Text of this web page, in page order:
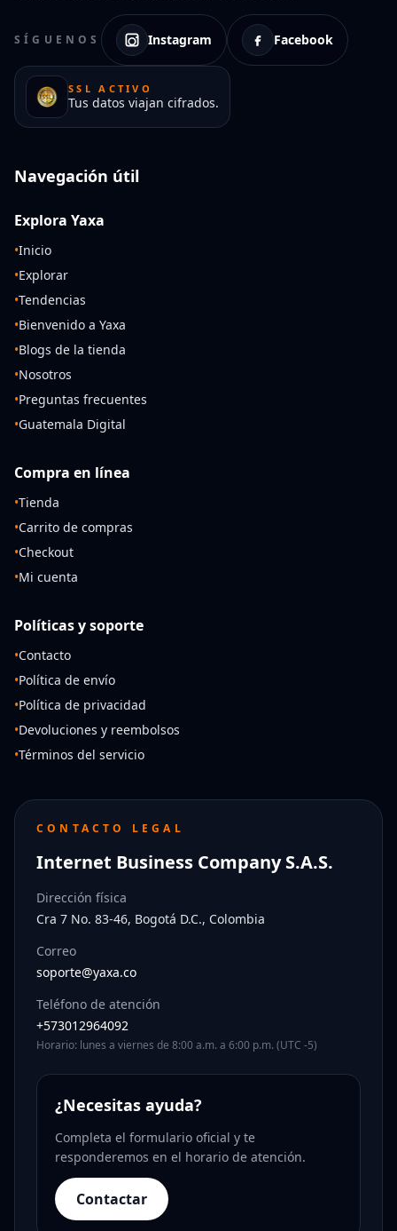
SÍGUENOS Instagram Facebook
SSL ACTIVO
Tus datos viajan cifrados.
Navegación útil
Explora Yaxa
•Inicio
•Explorar
•Tendencias
•Bienvenido a Yaxa
•Blogs de la tienda
•Nosotros
•Preguntas frecuentes
•Guatemala Digital
Compra en línea
•Tienda
•Carrito de compras
•Checkout
•Mi cuenta
Políticas y soporte
•Contacto
•Política de envío
•Política de privacidad
•Devoluciones y reembolsos
•Términos del servicio
CONTACTO LEGAL
Internet Business Company S.A.S.
Dirección física
Cra 7 No. 83-46, Bogotá D.C., Colombia
Correo
soporte@yaxa.co
Teléfono de atención
+573012964092
Horario: lunes a viernes de 8:00 a.m. a 6:00 p.m. (UTC -5)
¿Necesitas ayuda?
Completa el formulario oficial y te
responderemos en el horario de atención.
Contactar